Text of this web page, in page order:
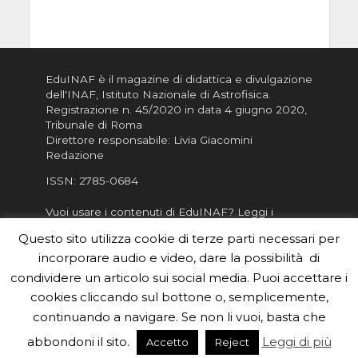
EduINAF è il magazine di didattica e divulgazione
dell'INAF, Istituto Nazionale di Astrofisica
Registrazione n. 45/2020 in data 4 giugno 2020,
Tribunale di Roma
Direttore responsabile: Livia Giacomini
Redazione
ISSN: 2785-0684
Vuoi usare i contenuti di EduINAF? Leggi i
Informativa sulla Privacy
Informatva sui Cookie
Per la rubrica de l'Astronomo risponde, per
inviarci le tue foto o i tuoi contributi, scrivici a
redazione.edu [chiocciola] inaf.it oppure
il form
Questo sito utilizza cookie di terze parti necessari per
incorporare audio e video, dare la possibilità di
condividere un articolo sui social media. Puoi accettare i
cookies cliccando sul bottone o, semplicemente,
continuando a navigare. Se non li vuoi, basta che
abbondoni il sito.
Accetto Reject Leggi di più